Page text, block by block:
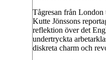
Tågresan från
Kutte Jönssons
reflektion över det
undertryckta
diskreta charm och